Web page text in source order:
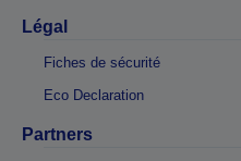
Légal
Fiches de sécurité
Eco Declaration
Partners